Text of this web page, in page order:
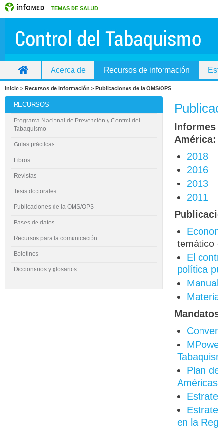
TEMAS DE SALUD
Acerca de Recursos de información
Inicio > Recursos de información > Publicaciones de la OMS/OPS
América:
2018
2016
2013
2011
temático
El
política
Plan
Américas
en la
RECURSOS
Programa Nacional de Prevención y Control del
Tabaquismo
Guías prácticas
Libros
Revistas
Tesis doctorales
Publicaciones de la OMS/OPS
Bases de datos
Recursos para la comunicación
Boletines
Diccionarios y glosarios